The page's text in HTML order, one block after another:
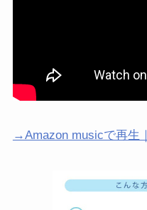
→Amazon musicで再生